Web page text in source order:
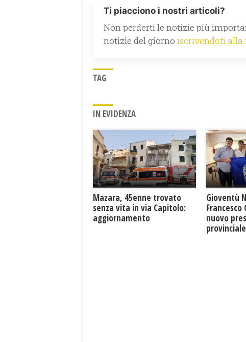
Ti piacciono i nostri articoli?
Non perderti le notizie più
notizie del giorno iscrivendoti alla
TAG
IN EVIDENZA
Mazara, 45enne trovato
senza vita in via Capitolo:
aggiornamento
Gioventù
Francesco
nuovo
provinciale